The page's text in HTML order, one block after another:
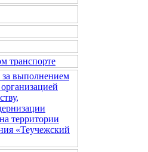
транспорте
выполнением
территории
«Теучежский